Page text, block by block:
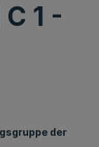
1 -
der